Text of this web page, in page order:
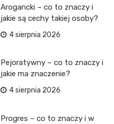
Arogancki – co to znaczy i
jakie są cechy takiej osoby?
4 sierpnia 2026
Pejoratywny – co to znaczy i
jakie ma znaczenie?
4 sierpnia 2026
Progres – co to znaczy i w